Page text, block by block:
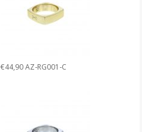
€44,90 AZ-RG001-C